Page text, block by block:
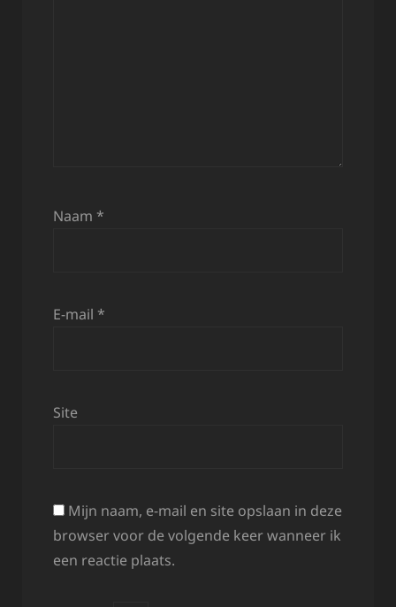
Naam *
E-mail *
Site
Mijn naam, e-mail en site opslaan in deze
browser voor de volgende keer wanneer ik
een reactie plaats.